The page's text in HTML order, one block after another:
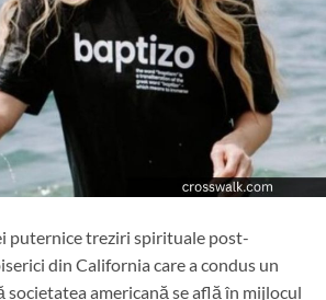
puternice treziri spirituale post-
din California care a condus un
societatea americană se află în mijlocul